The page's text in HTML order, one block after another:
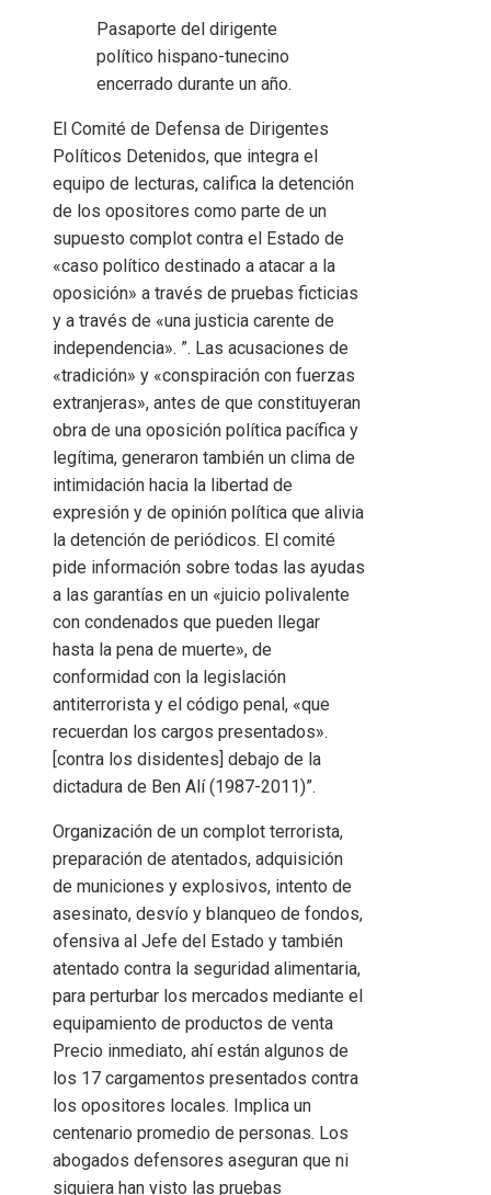
Pasaporte del dirigente
político hispano-tunecino
encerrado durante un año.
El Comité de Defensa de Dirigentes
Políticos Detenidos, que integra el
equipo de lecturas, califica la detención
de los opositores como parte de un
supuesto complot contra el Estado de
«caso político destinado a atacar a la
oposición» a través de pruebas ficticias
y a través de «una justicia carente de
independencia». ”. Las acusaciones de
«tradición» y «conspiración con fuerzas
extranjeras», antes de que constituyeran
obra de una oposición política pacífica y
legítima, generaron también un clima de
intimidación hacia la libertad de
expresión y de opinión política que alivia
la detención de periódicos. El comité
pide información sobre todas las ayudas
a las garantías en un «juicio polivalente
con condenados que pueden llegar
hasta la pena de muerte», de
conformidad con la legislación
antiterrorista y el código penal, «que
recuerdan los cargos presentados».
[contra los disidentes] debajo de la
dictadura de Ben Alí (1987-2011)”.
Organización de un complot terrorista,
preparación de atentados, adquisición
de municiones y explosivos, intento de
asesinato, desvío y blanqueo de fondos,
ofensiva al Jefe del Estado y también
atentado contra la seguridad alimentaria,
para perturbar los mercados mediante el
equipamiento de productos de venta
Precio inmediato, ahí están algunos de
los 17 cargamentos presentados contra
los opositores locales. Implica un
centenario promedio de personas. Los
abogados defensores aseguran que ni
siquiera han visto las pruebas